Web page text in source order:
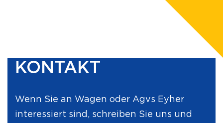
KONTAKT
Wenn Sie an Wagen oder Agvs Eyher
interessiert sind, schreiben Sie uns und